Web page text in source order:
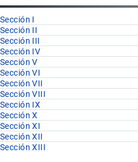
Sección I
Sección II
Sección III
Sección IV
Sección V
Sección VI
Sección VII
Sección VIII
Sección IX
Sección X
Sección XI
Sección XII
Sección XIII